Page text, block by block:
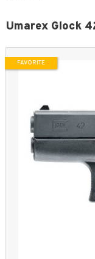
Umarex Glock
FAVORITE